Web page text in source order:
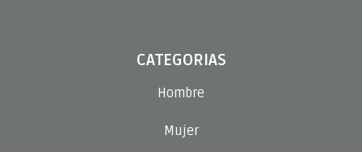
CATEGORIAS
Hombre
Mujer